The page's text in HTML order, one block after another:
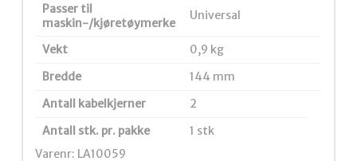
Passer til
maskin-/kjøretøymerke
Universal
Vekt
0,9 kg
Bredde
144 mm
Antall kabelkjerner
2
Antall stk. pr. pakke
1 stk
Varenr: LA10059